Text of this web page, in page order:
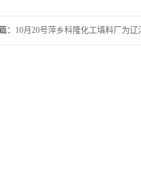
： 10月20号萍乡科隆化工填料厂为